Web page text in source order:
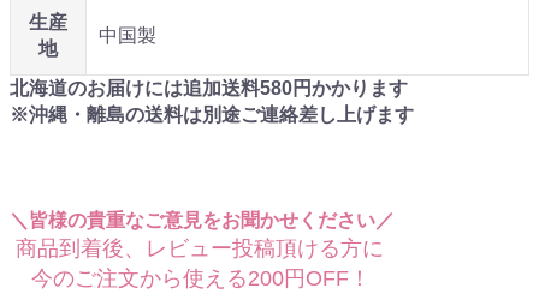
生産
地
中国製
北海道のお届けには追加送料580円かかります
※沖縄・離島の送料は別途ご連絡差し上げます
＼皆様の貴重なご意見をお聞かせください／
商品到着後、レビュー投稿頂ける方に
今のご注文から使える200円OFF！